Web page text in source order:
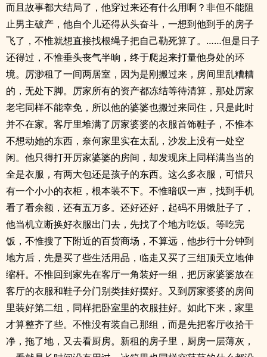
而且故事都大结局了，他穿过来还有什么用啊？非但不能阻
止男主破产，他自个儿还得从头奋斗，一想到他到手的房子
飞了，不惟就想直接找根绳子把自己勒死算了。……但是日子
还得过，不惟垂头丧气半晌，终于爬起来打量他身处的环
境。厉渺租了一间两居室，因为是刚搬过来，房间里乱糟糟
的，无处下脚。厉家所有的资产都冻结等待清算，那处厉家
老宅同样不能幸免，所以他的婆婆也搬过来同住，只是此时
并不在家。客厅里堆满了厉家婆婆的衣服首饰鞋子，不惟本
不想动她的东西，奈何家里实在太乱，沙发上没有一处空
闲。他只得打开厉家婆婆的房间，却发现床上同样满当当的
全是衣服，有两大包还是孩子的东西。这么多衣服，可惜只
有一个小小的衣柜，根本装不下。不惟暗叹一声，找到手机
看了看余额，还有五万多。还好还好，起码不用饿肚子了，
他当机立断换好衣服出门去，先找了个地方吃饭。等吃完
饭，不惟搜了下附近的百货商场，不算远，他步行十分钟到
地方后，先是买了些生活用品，临走又买了三组顶天立地伸
缩杆。不惟回到家先在客厅一角装好一组，把厉家婆婆放在
客厅的衣服和鞋子分门别类挂好摆好。又到厉家婆婆的房间
里装好第二组，同样把卧室里的衣服挂好。如此下来，家里
才算整齐了些。不惟没有装自己那组，而是先把客厅收拾干
净，拖了地，又去看厨房。新租的房子里，厨房一层薄灰，